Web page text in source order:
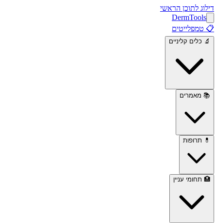
דילוג לתוכן הראשי
DermTools
📋 טמפלייטים
🔬 כלים קליניים
📚 מאמרים
💊 תרופות
🏥 תחומי עניין